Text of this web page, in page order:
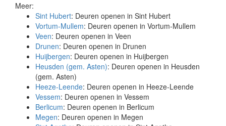
Meer:
Sint Hubert: Deuren openen in Sint Hubert
Vortum-Mullem: Deuren openen in Vortum-Mullem
Veen: Deuren openen in Veen
Drunen: Deuren openen in Drunen
Huijbergen: Deuren openen in Huijbergen
Heusden (gem. Asten): Deuren openen in Heusden
(gem. Asten)
Heeze-Leende: Deuren openen in Heeze-Leende
Vessem: Deuren openen in Vessem
Berlicum: Deuren openen in Berlicum
Megen: Deuren openen in Megen